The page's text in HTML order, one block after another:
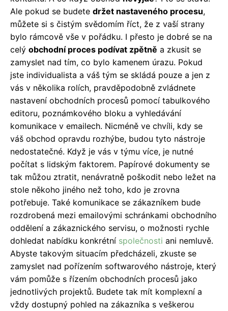
Ale pokud se budete držet nastaveného procesu,
můžete si s čistým svědomím říct, že z vaší strany
bylo rámcově vše v pořádku. I přesto je dobré se na
celý obchodní proces podívat zpětně a zkusit se
zamyslet nad tím, co bylo kamenem úrazu. Pokud
jste individualista a váš tým se skládá pouze a jen z
vás v několika rolích, pravděpodobně zvládnete
nastavení obchodních procesů pomocí tabulkového
editoru, poznámkového bloku a vyhledávání
komunikace v emailech. Nicméně ve chvíli, kdy se
váš obchod opravdu rozhýbe, budou tyto nástroje
nedostatečné. Když je vás v týmu více, je nutné
počítat s lidským faktorem. Papírové dokumenty se
tak můžou ztratit, nenávratně poškodit nebo ležet na
stole někoho jiného než toho, kdo je zrovna
potřebuje. Také komunikace se zákazníkem bude
rozdrobená mezi emailovými schránkami obchodního
oddělení a zákaznického servisu, o možnosti rychle
dohledat nabídku konkrétní společnosti ani nemluvě.
Abyste takovým situacím předcházeli, zkuste se
zamyslet nad pořízením softwarového nástroje, který
vám pomůže s řízením obchodních procesů jako
jednotlivých projektů. Budete tak mít komplexní a
vždy dostupný pohled na zákazníka s veškerou